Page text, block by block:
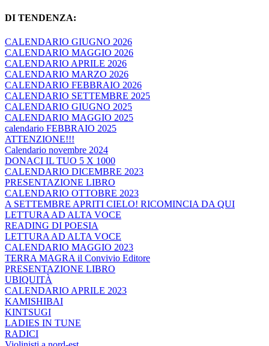
DI TENDENZA:
CALENDARIO GIUGNO 2026
CALENDARIO MAGGIO 2026
CALENDARIO APRILE 2026
CALENDARIO MARZO 2026
CALENDARIO FEBBRAIO 2026
CALENDARIO SETTEMBRE 2025
CALENDARIO GIUGNO 2025
CALENDARIO MAGGIO 2025
calendario FEBBRAIO 2025
ATTENZIONE!!!
Calendario novembre 2024
DONACI IL TUO 5 X 1000
CALENDARIO DICEMBRE 2023
PRESENTAZIONE LIBRO
CALENDARIO OTTOBRE 2023
A SETTEMBRE APRITI CIELO! RICOMINCIA DA QUI
LETTURA AD ALTA VOCE
READING DI POESIA
LETTURA AD ALTA VOCE
CALENDARIO MAGGIO 2023
TERRA MAGRA il Convivio Editore
PRESENTAZIONE LIBRO
UBIQUITÀ
CALENDARIO APRILE 2023
KAMISHIBAI
KINTSUGI
LADIES IN TUNE
RADICI